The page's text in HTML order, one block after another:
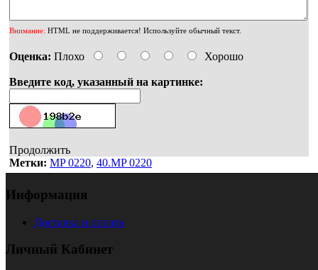
Внимание: HTML не поддерживается! Используйте обычный текст.
Оценка: Плохо Хорошо
Введите код, указанный на картинке:
Продолжить
Метки: MP 0220, 40.MP 0220
Информация
Доставка и оплата
Личный Кабинет